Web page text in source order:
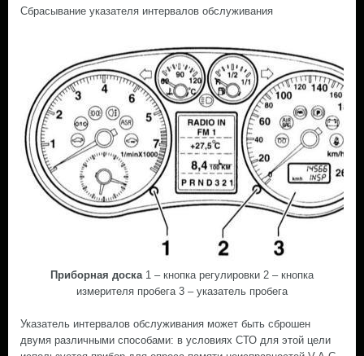
Сбрасывание указателя интервалов обслуживания
Приборная доска 1 – кнопка регулировки 2 – кнопка
измерителя пробега 3 – указатель пробега
Указатель интервалов обслуживания может быть сброшен
двумя различными способами: в условиях СТО для этой цели